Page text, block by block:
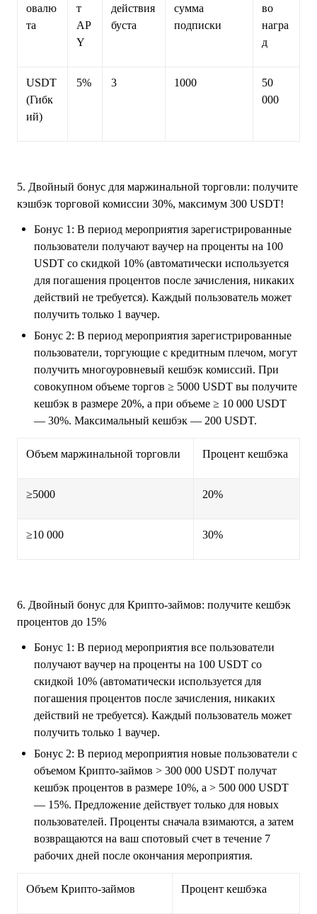
овалю
та
т
AP
Y
действия
буста
сумма
подписки
во
награ
д
USDT
(Гибк
ий)
5% 3 1000
50
000
5. Двойный бонус для маржинальной торговли: получите
кэшбэк торговой комиссии 30%, максимум 300 USDT!
Бонус 1: В период мероприятия зарегистрированные
пользователи получают ваучер на проценты на 100
USDT со скидкой 10% (автоматически используется
для погашения процентов после зачисления, никаких
действий не требуется). Каждый пользователь может
получить только 1 ваучер.
Бонус 2: В период мероприятия зарегистрированные
пользователи, торгующие с кредитным плечом, могут
получить многоуровневый кешбэк комиссий. При
совокупном объеме торгов ≥ 5000 USDT вы получите
кешбэк в размере 20%, а при объеме ≥ 10 000 USDT
— 30%. Максимальный кешбэк — 200 USDT.
Объем маржинальной торговли Процент кешбэка
≥5000 20%
≥10 000 30%
6. Двойный бонус для Крипто-займов: получите кешбэк
процентов до 15%
Бонус 1: В период мероприятия все пользователи
получают ваучер на проценты на 100 USDT со
скидкой 10% (автоматически используется для
погашения процентов после зачисления, никаких
действий не требуется). Каждый пользователь может
получить только 1 ваучер.
Бонус 2: В период мероприятия новые пользователи с
объемом Крипто-займов > 300 000 USDT получат
кешбэк процентов в размере 10%, а > 500 000 USDT
— 15%. Предложение действует только для новых
пользователей. Проценты сначала взимаются, а затем
возвращаются на ваш спотовый счет в течение 7
рабочих дней после окончания мероприятия.
Объем Крипто-займов Процент кешбэка